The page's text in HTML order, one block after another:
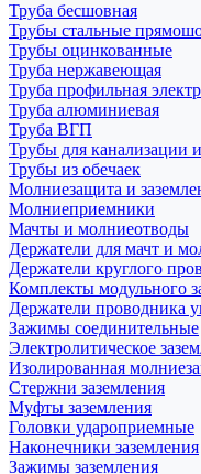
Труба бесшовная
Трубы стальные
Трубы оцинкованные
Труба нержавеющая
Труба профильная
Труба алюминиевая
Труба ВГП
Трубы для канализации
Трубы из обечаек
Молниезащита и
Молниеприемники
Мачты и молниеотводы
Держатели для мачт и
Держатели круглого
Комплекты модульного
Держатели проводника
Зажимы соединительные
Электролитическое
Изолированная
Стержни заземления
Муфты заземления
Головки удароприемные
Наконечники заземления
Зажимы заземления